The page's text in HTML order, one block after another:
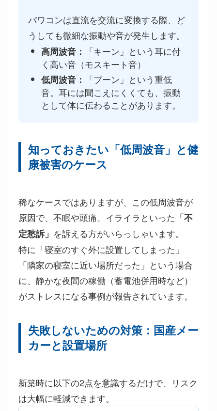
パワコンは直流を交流に変換する際、ど
うしても微細な振動や音が発生します。
高周波音：
「キーン」という耳に付
く高い音（モスキート音）
低周波音：
「ブーン」という重低
音。耳には聞こえにくくても、振動
として体に伝わることがあります。
知っておきたい「低周波音」と健
康被害のケース
稀なケースではありますが、この低周波音が
原因で、不眠や頭痛、イライラといった 「不
定愁訴」 を訴える方がいらっしゃいます。
特に「寝室のすぐ外に設置してしまった」
「隣家の寝室に近い場所だった」という場合
に、静かな夜間の稼働（蓄電池併用時など）
がストレスになる事例が報告されています。
失敗しないための対策：国産メー
カーと設置場所
新築時に以下の2点を意識するだけで、リスク
は大幅に軽減できます。